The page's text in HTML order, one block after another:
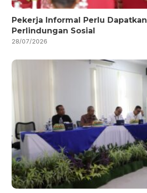
Pekerja Informal Perlu Dapatkan
Perlindungan Sosial
28/07/2026